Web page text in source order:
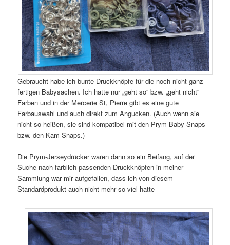
Gebraucht habe ich bunte Druckknöpfe für die noch nicht ganz
fertigen Babysachen. Ich hatte nur „geht so“ bzw. „geht nicht“
Farben und in der Mercerie St, Pierre gibt es eine gute
Farbauswahl und auch direkt zum Angucken. (Auch wenn sie
nicht so heißen, sie sind kompatibel mit den Prym-Baby-Snaps
bzw. den Kam-Snaps.)
Die Prym-Jerseydrücker waren dann so ein Beifang, auf der
Suche nach farblich passenden Druckknöpfen in meiner
Sammlung war mir aufgefallen, dass ich von diesem
Standardprodukt auch nicht mehr so viel hatte